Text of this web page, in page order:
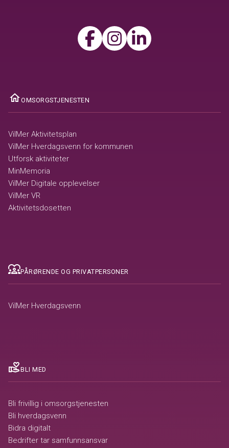
OMSORGSTJENESTEN
VilMer Aktivitetsplan
VilMer Hverdagsvenn for kommunen
Utforsk aktiviteter
MinMemoria
VilMer Digitale opplevelser
VilMer VR
Aktivitetsdosetten
diversity_1PÅRØRENDE OG PRIVATPERSONER
VilMer Hverdagsvenn
volunteer_activismBLI MED
Bli frivillig i omsorgstjenesten
Bli hverdagsvenn
Bidra digitalt
Bedrifter tar samfunnsansvar